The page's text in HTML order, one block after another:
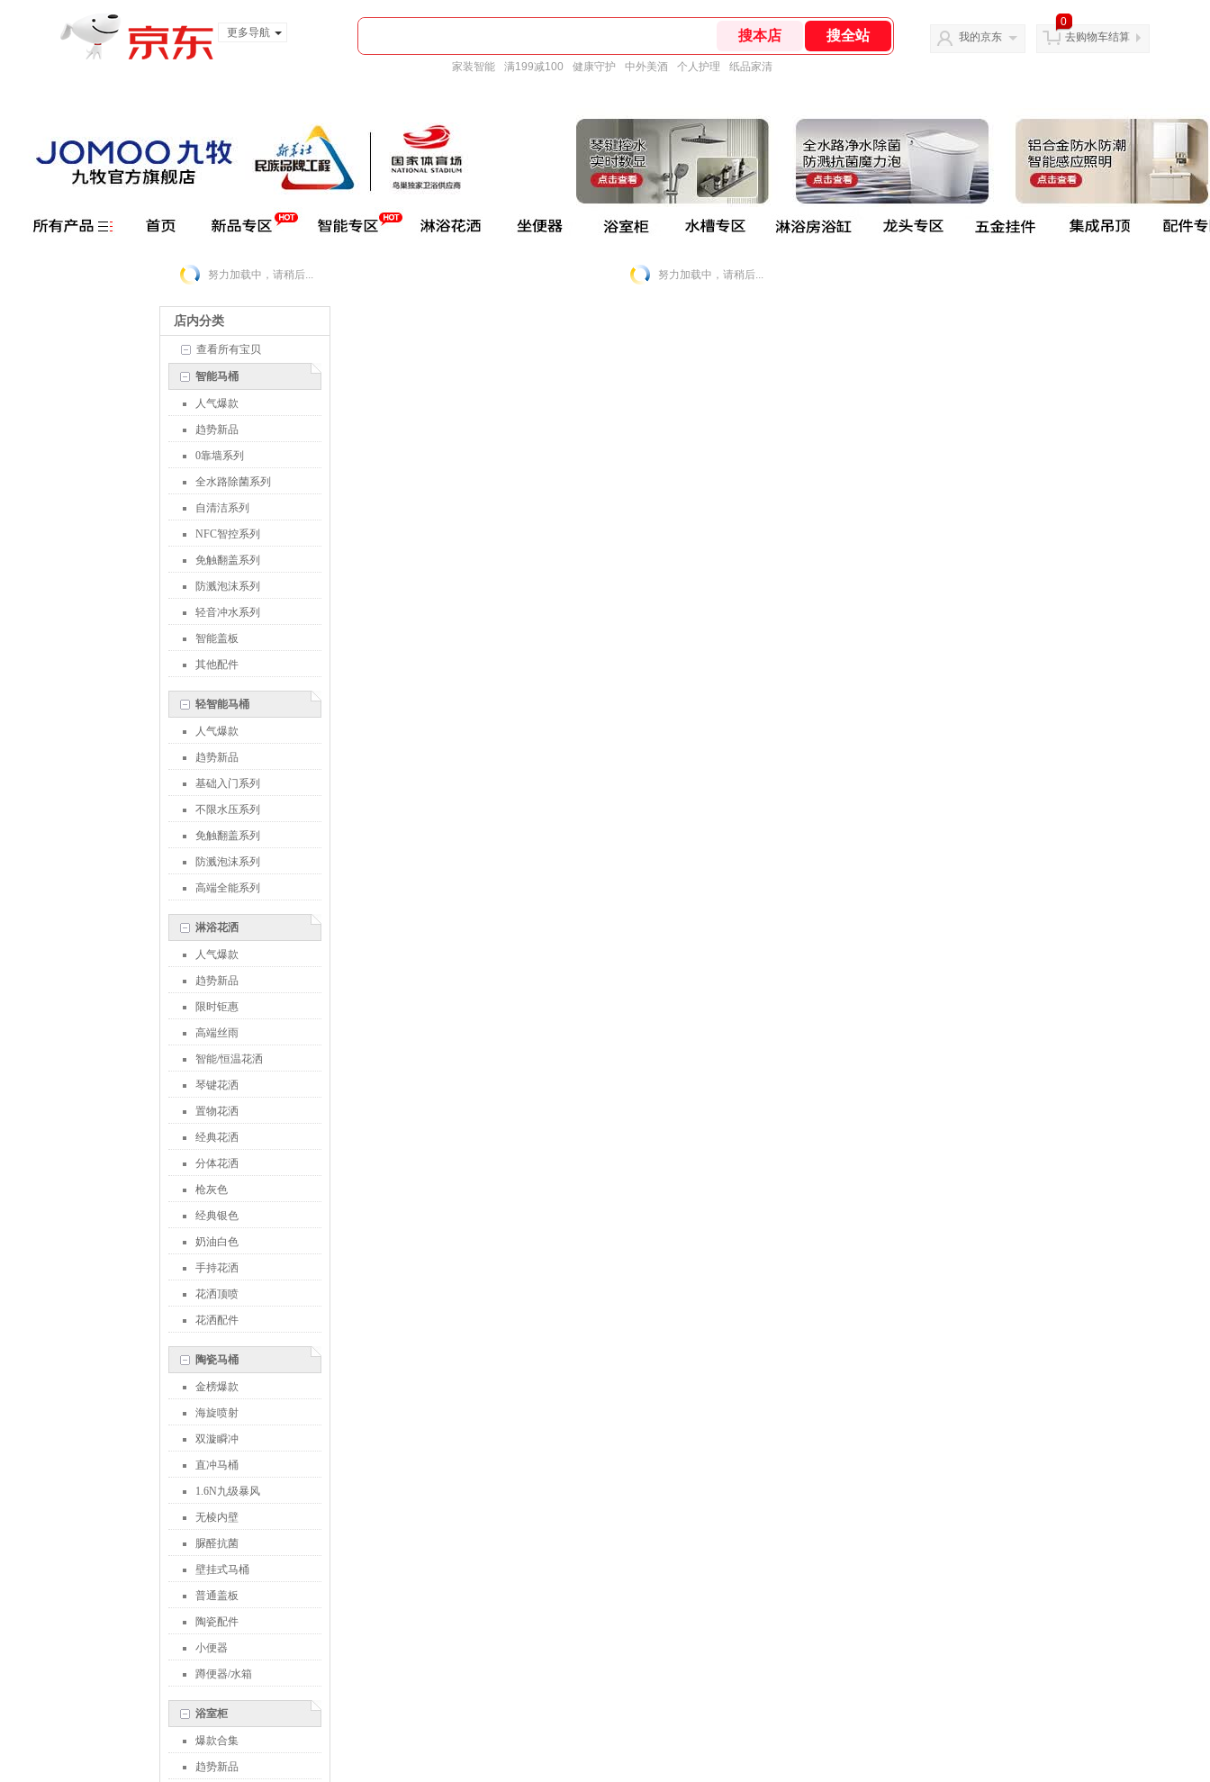
更多导航
家装智能 满199减100 健康守护 中外美酒 个人护理 纸品家清
我的京东
0
去购物车结算
努力加载中，请稍后...
店内分类
查看所有宝贝
智能马桶
人气爆款
趋势新品
0靠墙系列
全水路除菌系列
自清洁系列
NFC智控系列
免触翻盖系列
防溅泡沫系列
轻音冲水系列
智能盖板
其他配件
轻智能马桶
人气爆款
趋势新品
基础入门系列
不限水压系列
免触翻盖系列
防溅泡沫系列
高端全能系列
淋浴花洒
人气爆款
趋势新品
限时钜惠
高端丝雨
智能/恒温花洒
琴键花洒
置物花洒
经典花洒
分体花洒
枪灰色
经典银色
奶油白色
手持花洒
花洒顶喷
花洒配件
陶瓷马桶
金榜爆款
海旋喷射
双漩瞬冲
直冲马桶
1.6N九级暴风
无棱内壁
脲醛抗菌
壁挂式马桶
普通盖板
陶瓷配件
小便器
蹲便器/水箱
浴室柜
爆款合集
趋势新品
努力加载中，请稍后...